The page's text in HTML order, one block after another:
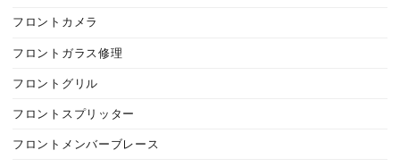
フロントカメラ
フロントガラス修理
フロントグリル
フロントスプリッター
フロントメンバーブレース